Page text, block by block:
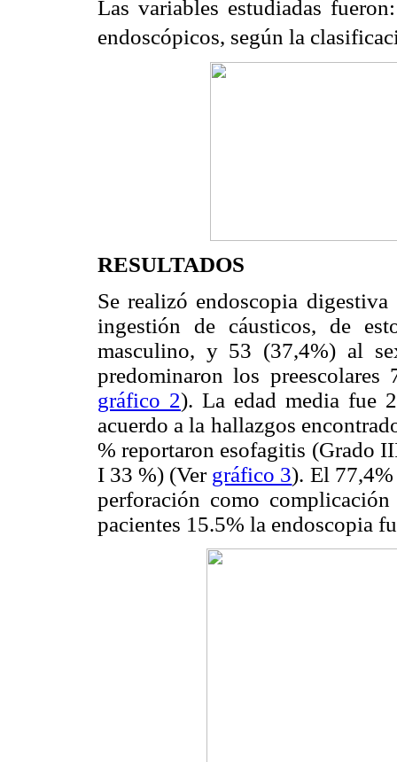
Las variables estudiadas
endoscópicos, según la
RESULTADOS
Se realizó endoscopia
ingestión de cáusticos, de
masculino, y 53 (37,4%) al
predominaron los
gráfico 2). La edad media fue
acuerdo a la hallazgos
% reportaron esofagitis (Grado
I 33 %) (Ver gráfico 3). El 77,4%
perforación como
pacientes 15.5% la endoscopia